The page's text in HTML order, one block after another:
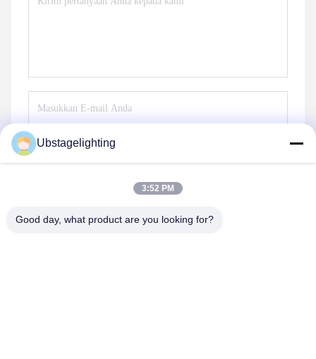
Kirim
Ubstagelighting
3:52 PM
Good day, what product are you looking for?